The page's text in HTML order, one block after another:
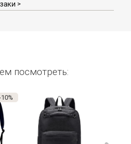
>
посмотреть: